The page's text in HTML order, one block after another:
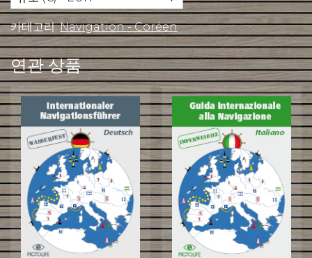
된
국
제
항
법
핸
드
북
수
량
카테고리:Navigation - Coréen
연관 상품